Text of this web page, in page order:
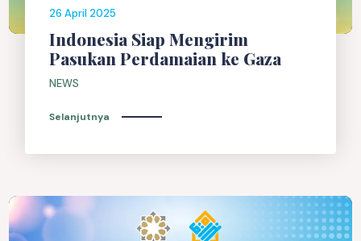
26 April 2025
Indonesia Siap Mengirim
Pasukan Perdamaian ke Gaza
NEWS
Selanjutnya